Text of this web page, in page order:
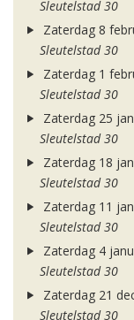
Sleutelstad 30
Zaterdag 8
Sleutelstad 30
Zaterdag 1
Sleutelstad 30
Zaterdag 25
Sleutelstad 30
Zaterdag 18
Sleutelstad 30
Zaterdag 11
Sleutelstad 30
Zaterdag 4
Sleutelstad 30
Zaterdag 21
Sleutelstad 30